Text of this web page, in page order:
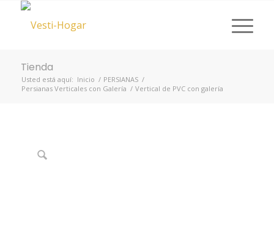
Tienda
Usted está aquí: Inicio / PERSIANAS /
Persianas Verticales con Galería / Vertical de PVC con galería